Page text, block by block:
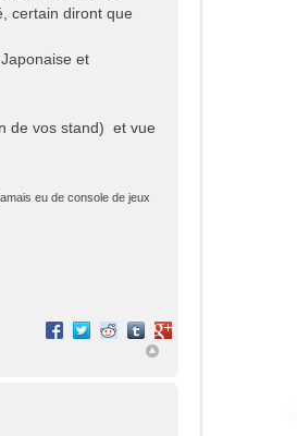
certain diront que
et
de vos stand) et vue
eu de console de jeux
Partager sur Facebook
Partager sur Twitter
Partager sur Reddit
Partager sur Tumblr
Partager sur Google+